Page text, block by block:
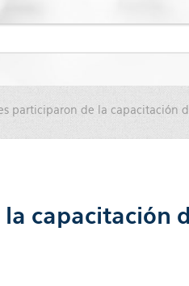
participaron de la capacitación
capacitación